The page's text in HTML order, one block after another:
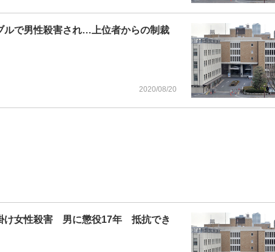
ルで男性殺害され…上位者からの制裁
2020/08/20
け女性殺害 男に懲役17年 抵抗でき